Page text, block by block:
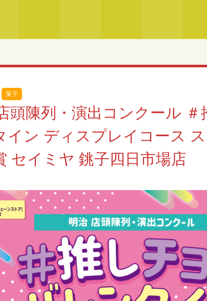
菓子
頭陳列・演出コンクール
イン ディスプレイコース
セイミヤ 銚子四日市場店